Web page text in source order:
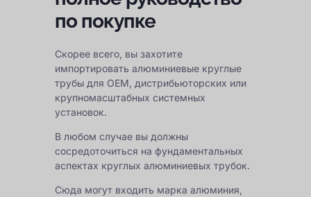
по покупке
Скорее всего, вы захотите
импортировать алюминиевые круглые
трубы для OEM, дистрибьюторских или
крупномасштабных системных
установок.
В любом случае вы должны
сосредоточиться на фундаментальных
аспектах круглых алюминиевых трубок.
Сюда могут входить марка алюминия,